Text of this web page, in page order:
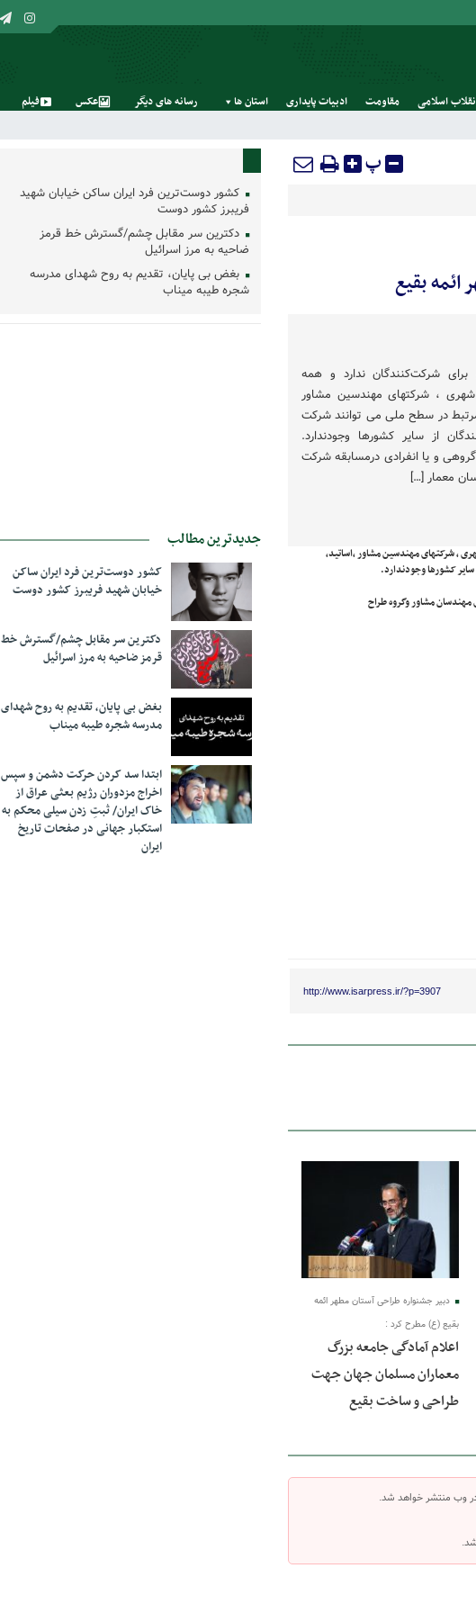
اسلامی مقاومت ادبیات پایداری استان‌ ها رسانه‌ های‌ دیگر عکس فیلم
پ
بقیع
شرکت‌کنندگان ندارد و همه
شهری ، شرکتهای مهندسین مشاور
در سطح ملی می توانند شرکت
از سایر کشورها وجودندارد.
و یا انفرادی درمسابقه شرکت
معمار […]
، شرکتهای مهندسین مشاور ،اساتید،
کشورها وجودندارد.
مشاور وگروه طراح
http://www.isarpress.ir/?p=3907
دبیر جشنواره طراحی آستان مطهر ائمه
بقیع (ع) مطرح کرد :
اعلام آمادگی جامعه بزرگ
معماران مسلمان جهان جهت
طراحی و ساخت بقیع
وب منتشر خواهد شد.
کشور دوست‌ترین فرد ایران ساکن خیابان شهید
فریبرز کشور دوست
دکترین سر مقابل چشم/گسترش خط قرمز
ضاحیه به مرز اسرائیل
بغض بی پایان، تقدیم به روح شهدای مدرسه
شجره طیبه میناب
جدیدترین مطالب
کشور دوست‌ترین فرد ایران ساکن
خیابان شهید فریبرز کشور دوست
دکترین سر مقابل چشم/گسترش خط
قرمز ضاحیه به مرز اسرائیل
بغض بی پایان، تقدیم به روح شهدای
مدرسه شجره طیبه میناب
ابتدا سد کردن حرکت دشمن و سپس
اخراج مزدوران رژیم بعثی عراق از
خاک ایران/ ثبتِ زدن سیلی محکم به
استکبار جهانی در صفحات تاریخ
ایران